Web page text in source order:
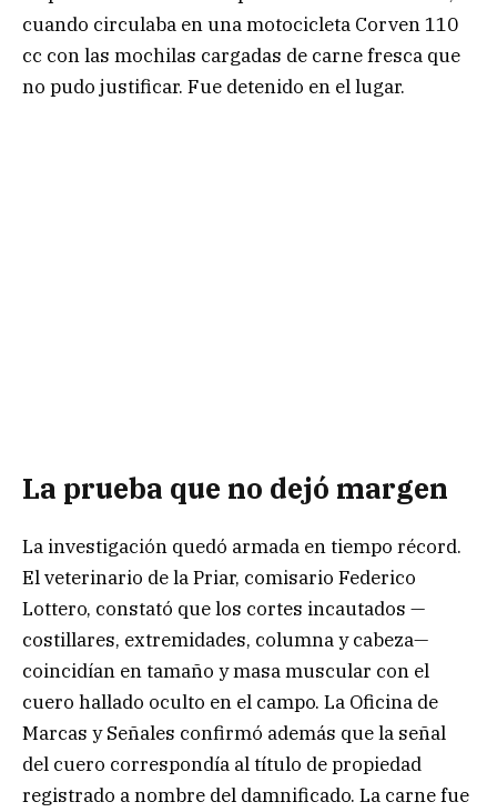
cuando circulaba en una motocicleta Corven 110
cc con las mochilas cargadas de carne fresca que
no pudo justificar. Fue detenido en el lugar.
La prueba que no dejó margen
La investigación quedó armada en tiempo récord.
El veterinario de la Priar, comisario Federico
Lottero, constató que los cortes incautados —
costillares, extremidades, columna y cabeza—
coincidían en tamaño y masa muscular con el
cuero hallado oculto en el campo. La Oficina de
Marcas y Señales confirmó además que la señal
del cuero correspondía al título de propiedad
registrado a nombre del damnificado. La carne fue